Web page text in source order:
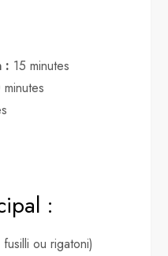
: 15 minutes
:
ou rigatoni)